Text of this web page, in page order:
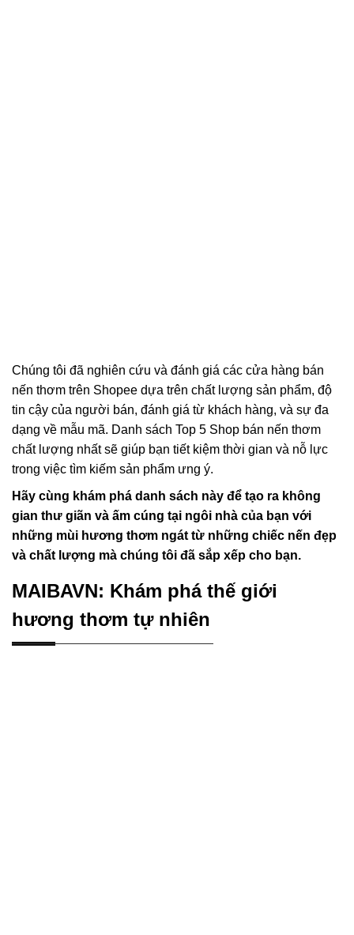
Chúng tôi đã nghiên cứu và đánh giá các cửa hàng bán
nến thơm trên Shopee dựa trên chất lượng sản phẩm, độ
tin cậy của người bán, đánh giá từ khách hàng, và sự đa
dạng về mẫu mã. Danh sách Top 5 Shop bán nến thơm
chất lượng nhất sẽ giúp bạn tiết kiệm thời gian và nỗ lực
trong việc tìm kiếm sản phẩm ưng ý.
Hãy cùng khám phá danh sách này để tạo ra không
gian thư giãn và ấm cúng tại ngôi nhà của bạn với
những mùi hương thơm ngát từ những chiếc nến đẹp
và chất lượng mà chúng tôi đã sắp xếp cho bạn.
MAIBAVN: Khám phá thế giới
hương thơm tự nhiên